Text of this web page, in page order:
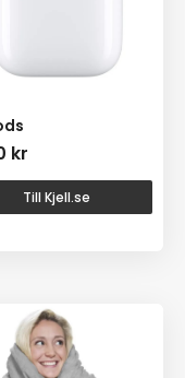
kr
Till Kjell.se